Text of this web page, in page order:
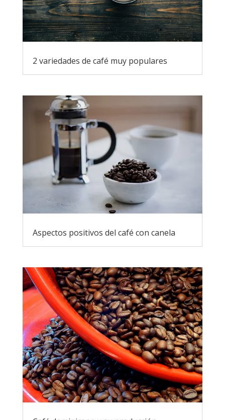
2 variedades de café muy populares
Aspectos positivos del café con canela